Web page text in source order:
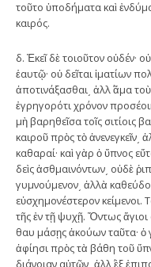
τοῦτο ὑποδήματα καὶ
καιρός.
δ. Ἐκεῖ δὲ τοιοῦτον οὐδέν·
ἑαυτῷ· οὐ δεῖται ἱματίων
ἀποτινάξασθαι͵ ἀλλ΄ ἅμα
ἐγρηγορότι χρόνον
μὴ βαρηθεῖσα τοῖς σιτίοις
καιροῦ πρὸς τὸ ἀνενεγκεῖν͵
καθαραί· καὶ γὰρ ὁ ὕπνος
δεὶς ἀσθμαινόντων͵ οὐδὲ
γυμνούμενον͵ ἀλλὰ
εὐσχημονέστερον κείμενοι.
τῆς ἐν τῇ ψυχῇ. Ὄντως ἅγιοι
θαυ μάσῃς ἀκούων ταῦτα·
ἀφίησι πρὸς τὰ βάθη τοῦ
διάνοιαν αὐτῶν͵ ἀλλ΄ ἐξ